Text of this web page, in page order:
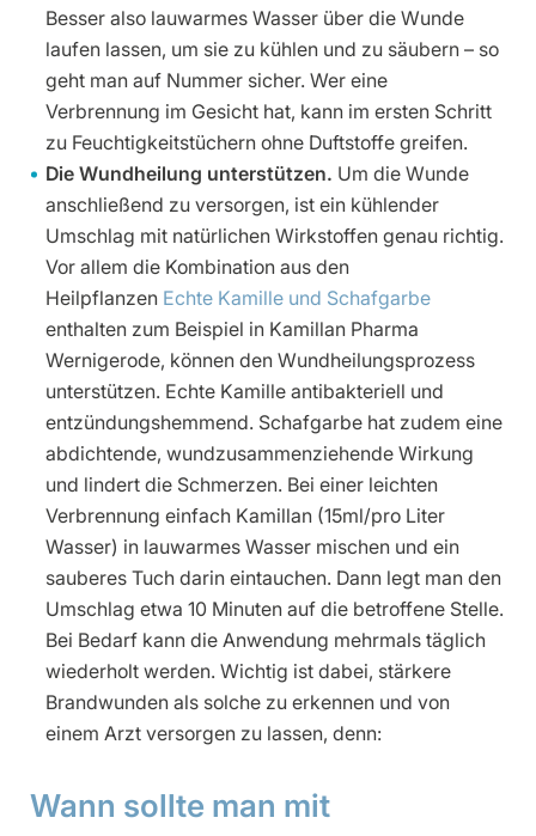
Besser also lauwarmes Wasser über die Wunde
laufen lassen, um sie zu kühlen und zu säubern – so
geht man auf Nummer sicher. Wer eine
Verbrennung im Gesicht hat, kann im ersten Schritt
zu Feuchtigkeitstüchern ohne Duftstoffe greifen.
Die Wundheilung unterstützen. Um die Wunde
anschließend zu versorgen, ist ein kühlender
Umschlag mit natürlichen Wirkstoffen genau richtig.
Vor allem die Kombination aus den
Heilpflanzen Echte Kamille und Schafgarbe
enthalten zum Beispiel in Kamillan Pharma
Wernigerode, können den Wundheilungsprozess
unterstützen. Echte Kamille antibakteriell und
entzündungshemmend. Schafgarbe hat zudem eine
abdichtende, wundzusammenziehende Wirkung
und lindert die Schmerzen. Bei einer leichten
Verbrennung einfach Kamillan (15ml/pro Liter
Wasser) in lauwarmes Wasser mischen und ein
sauberes Tuch darin eintauchen. Dann legt man den
Umschlag etwa 10 Minuten auf die betroffene Stelle.
Bei Bedarf kann die Anwendung mehrmals täglich
wiederholt werden. Wichtig ist dabei, stärkere
Brandwunden als solche zu erkennen und von
einem Arzt versorgen zu lassen, denn:
Wann sollte man mit